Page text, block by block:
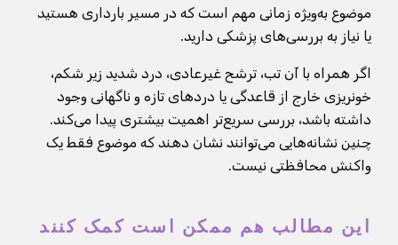
موضوع به‌ویژه زمانی مهم است که در مسیر بارداری هستید
یا نیاز به بررسی‌های پزشکی دارید.
اگر همراه با آن تب، ترشح غیرعادی، درد شدید زیر شکم،
خونریزی خارج از قاعدگی یا دردهای تازه و ناگهانی وجود
داشته باشد، بررسی سریع‌تر اهمیت بیشتری پیدا می‌کند.
چنین نشانه‌هایی می‌توانند نشان دهند که موضوع فقط یک
واکنش محافظتی نیست.
این مطالب هم ممکن است کمک کنند